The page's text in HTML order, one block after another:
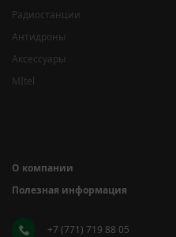
Радиостанции
Антидроны
Аксессуары
MItel
О компании
Полезная информация
+7 (771) 719 88 05